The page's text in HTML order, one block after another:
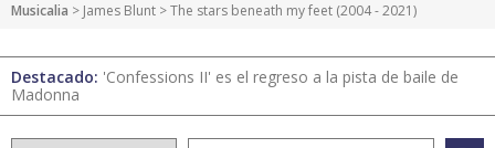
Musicalia > James Blunt > The stars beneath my feet (2004 - 2021)
Destacado: 'Confessions II' es el regreso a la pista de baile de
Madonna